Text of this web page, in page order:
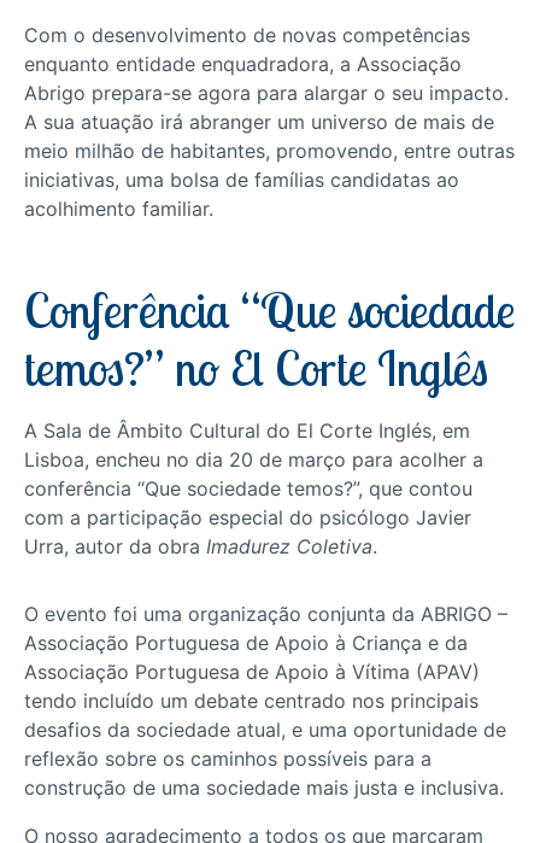
Com o desenvolvimento de novas competências
enquanto entidade enquadradora, a Associação
Abrigo prepara-se agora para alargar o seu impacto.
A sua atuação irá abranger um universo de mais de
meio milhão de habitantes, promovendo, entre outras
iniciativas, uma bolsa de famílias candidatas ao
acolhimento familiar.
Conferência “Que sociedade
temos?” no El Corte Inglês
A Sala de Âmbito Cultural do El Corte Inglés, em
Lisboa, encheu no dia 20 de março para acolher a
conferência “Que sociedade temos?”, que contou
com a participação especial do psicólogo Javier
Urra, autor da obra Imadurez Coletiva.
O evento foi uma organização conjunta da ABRIGO –
Associação Portuguesa de Apoio à Criança e da
Associação Portuguesa de Apoio à Vítima (APAV)
tendo incluído um debate centrado nos principais
desafios da sociedade atual, e uma oportunidade de
reflexão sobre os caminhos possíveis para a
construção de uma sociedade mais justa e inclusiva.
O nosso agradecimento a todos os que marcaram